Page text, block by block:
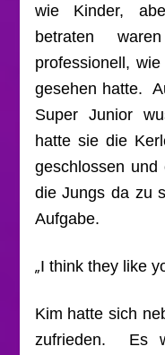
wie Kinder,
betraten
professionell,
gesehen hatte.
Super Junior
hatte sie die
geschlossen
die Jungs da zu
Aufgabe.
„I think they like
Kim hatte sich
zufrieden. Es